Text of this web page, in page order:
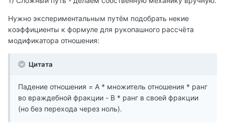
Нужно экспериментальным путём подобрать некие
коэффициенты к формуле для рукопашного рассчёта
модификатора отношения:
Цитата
Падение отношения = A * множитель отношения * ранг
во враждебной фракции - B * ранг в своей фракции
(но без перехода через ноль).